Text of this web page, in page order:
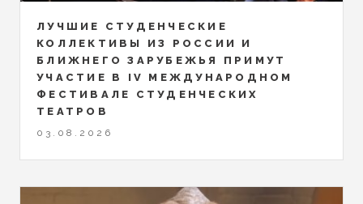
ЛУЧШИЕ СТУДЕНЧЕСКИЕ
КОЛЛЕКТИВЫ ИЗ РОССИИ И
БЛИЖНЕГО ЗАРУБЕЖЬЯ ПРИМУТ
УЧАСТИЕ В IV МЕЖДУНАРОДНОМ
ФЕСТИВАЛЕ СТУДЕНЧЕСКИХ
ТЕАТРОВ
03.08.2026